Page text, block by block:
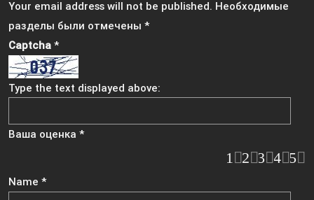
Your email address will not be published. Необходимые
разделы были отмечены *
Name *
Captcha *
Type the text displayed above:
Ваша оценка *
5
4
3
2
1